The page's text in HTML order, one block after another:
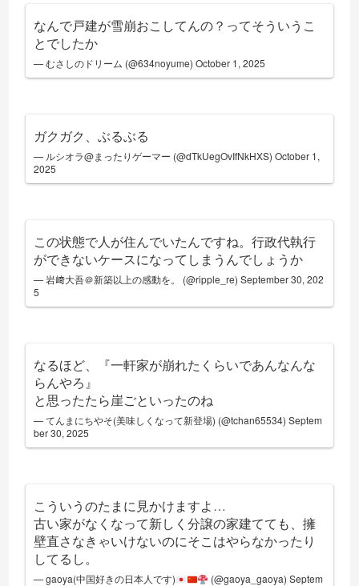
なんで戸建が雪崩おこしてんの？ってそういうこ
とでしたか
— むさしのドリーム (@634noyume)October 1, 2025
ガクガク、ぶるぶる
— ルシオラ@まったりゲーマー (@dTkUegOvIfNkHXS)October 1,
2025
この状態で人が住んでいたんですね。行政代執行
ができないケースになってしまうんでしょうか
— 岩﨑大吾＠新築以上の感動を。 (@ripple_re)September 30, 202
5
なるほど、『一軒家が崩れたくらいであんなんな
らんやろ』
と思ったたら崖ごといったのね
— てんまにちやそ(美味しくなって新登場) (@tchan65534)Septem
ber 30, 2025
こういうのたまに見かけますよ…
古い家がなくなって新しく分譲の家建てても、擁
壁直さなきゃいけないのにそこはやらなかったり
してるし。
— gaoya(中国好きの日本人です) (@gaoya_gaoya)Septem